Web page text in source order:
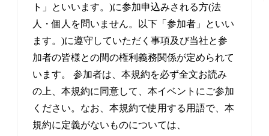
ト」といいます。)に参加申込みされる方(法
人・個人を問いません。以下「参加者」といい
ます。)に遵守していただく事項及び当社と参
加者の皆様との間の権利義務関係が定められて
います。 参加者は、本規約を必ず全文お読み
の上、本規約に同意して、本イベントにご参加
ください。なお、本規約で使用する用語で、本
規約に定義がないものについては、